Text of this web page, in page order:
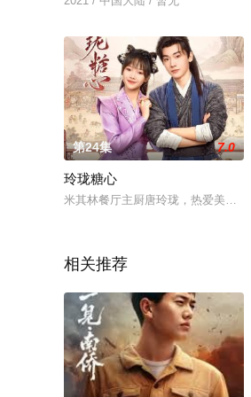
第24集 7.0
玲珑糖心
米其林餐厅主厨唐玲珑，热爱美食
相关推荐